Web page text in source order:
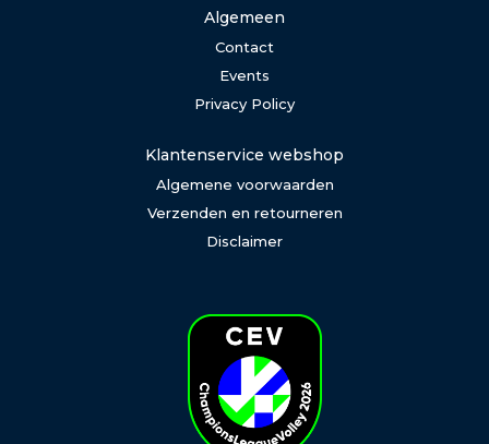
Algemeen
Contact
Events
Privacy Policy
Klantenservice webshop
Algemene voorwaarden
Verzenden en retourneren
Disclaimer